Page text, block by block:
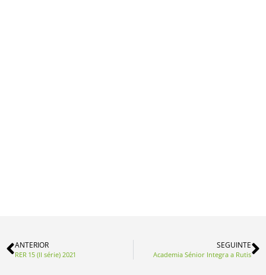
ANTERIOR
RER 15 (II série) 2021
SEGUINTE
Academia Sénior Integra a Rutis